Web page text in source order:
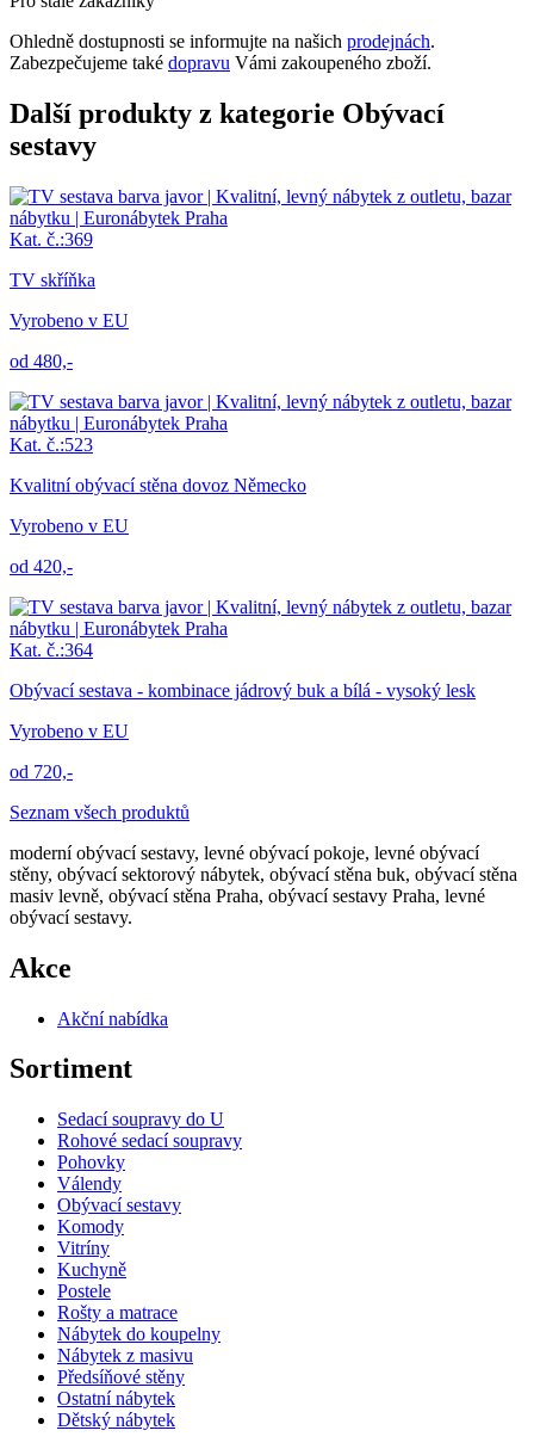
Ohledně dostupnosti se informujte na našich prodejnách.
Zabezpečujeme také dopravu Vámi zakoupeného zboží.
Další produkty z kategorie Obývací
sestavy
Kat. č.:369
TV skříňka
Vyrobeno v EU
od 480,-
Kat. č.:523
Kvalitní obývací stěna dovoz Německo
Vyrobeno v EU
od 420,-
Kat. č.:364
Obývací sestava - kombinace jádrový buk a bílá - vysoký lesk
Vyrobeno v EU
od 720,-
Seznam všech produktů
moderní obývací sestavy, levné obývací pokoje, levné obývací
stěny, obývací sektorový nábytek, obývací stěna buk, obývací stěna
masiv levně, obývací stěna Praha, obývací sestavy Praha, levné
obývací sestavy.
Akce
Akční nabídka
Sortiment
Sedací soupravy do U
Rohové sedací soupravy
Pohovky
Válendy
Obývací sestavy
Komody
Vitríny
Kuchyně
Postele
Rošty a matrace
Nábytek do koupelny
Nábytek z masivu
Předsíňové stěny
Ostatní nábytek
Dětský nábytek